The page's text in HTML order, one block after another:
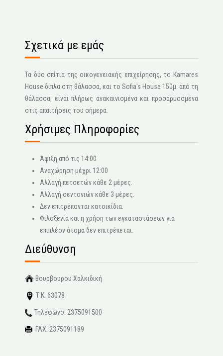
Σχετικά με εμάς
Τα δύο σπίτια της οικογενειακής επιχείρησης, το Kamares
House δίπλα στη θάλασσα, και το Sofia's House 150μ. από τη
θάλασσα, είναι πλήρως ανακαινισμένα και προσαρμοσμένα
στις απαιτήσεις του σήμερα.
Χρήσιμες Πληροφορίες
Άφιξη από τις 14:00
Αναχώρηση μέχρι 12:00
Αλλαγή πετσετών κάθε 2 μέρες.
Αλλαγή σεντονιών κάθε 3 μέρες.
Δεν επιτρέπονται κατοικίδια.
Φιλοξενία και η χρήση των εγκαταστάσεων για
επιπλέον άτομα δεν επιτρέπεται.
Διεύθυνση
Βουρβουρού Χαλκιδική
Τ.Κ. 63078
Τηλέφωνο: 2375091500
FAX: 2375091189